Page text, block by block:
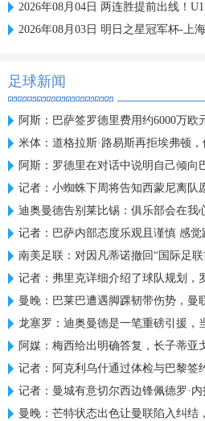
2026年08月04日 两连胜提前出线！U17国足1-0
2026年08月03日 明日之星冠军杯-上海
足球新闻
阿斯：巴萨签罗德里费用约6000万欧
米体：道格拉斯·路易斯再拒埃弗顿
阿斯：罗德里在对话中说明自己倾向巴
记者：小蜘蛛下周将告知西蒙尼离队
迪奥曼德告别莱比锡：俱乐部会在我
记者：巴萨内部态度乐观且谨慎 感
南美足联：对因凡蒂诺撤回“国际足
记者：弗里克详细介绍了球队规划，罗
曼晚：巴莱巴遭遇脚踝韧带伤势，曼
龙塞罗：迪奥曼德是一笔重磅引援，当
阿媒：梅西给出明确答复，长子蒂亚
记者：阿克利乌什通过体检与巴黎签
记者：曼城有意切尔西边锋佩德罗·内
曼晚：芒特状态出色让曼联陷入纠结，